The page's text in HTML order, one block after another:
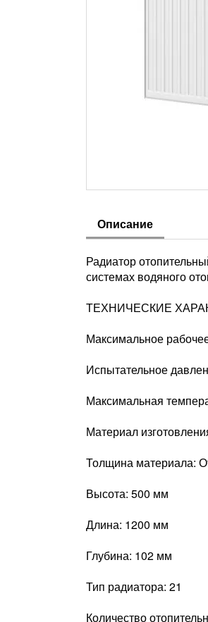
Описание
Радиатор
системах водяного
ТЕХНИЧЕСКИЕ
Максимальное
Испытательное
Максимальная
Материал
Толщина материала:
Высота: 500 мм
Длина: 1200 мм
Глубина: 102 мм
Тип радиатора: 21
Количество